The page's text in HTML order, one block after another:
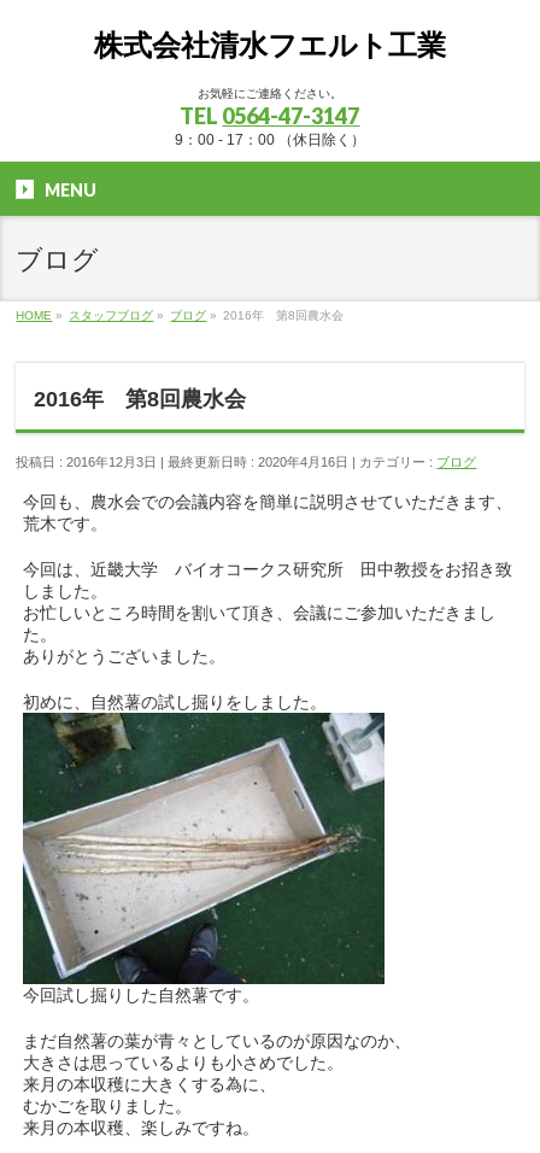
株式会社清水フエルト工業
お気軽にご連絡ください。
TEL 0564-47-3147
9：00 - 17：00 （休日除く）
MENU
ブログ
HOME » スタッフブログ » ブログ » 2016年 第8回農水会
2016年 第8回農水会
投稿日 : 2016年12月3日 最終更新日時 : 2020年4月16日 カテゴリー : ブログ
今回も、農水会での会議内容を簡単に説明させていただきます、
荒木です。
今回は、近畿大学 バイオコークス研究所 田中教授をお招き致
しました。
お忙しいところ時間を割いて頂き、会議にご参加いただきまし
た。
ありがとうございました。
初めに、自然薯の試し掘りをしました。
今回試し掘りした自然薯です。
まだ自然薯の葉が青々としているのが原因なのか、
大きさは思っているよりも小さめでした。
来月の本収穫に大きくする為に、
むかごを取りました。
来月の本収穫、楽しみですね。